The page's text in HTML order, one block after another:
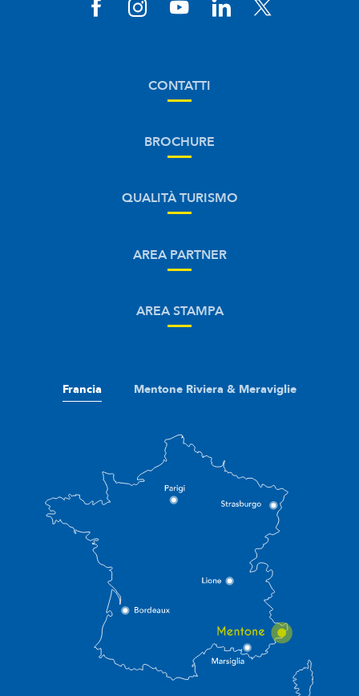
CONTATTI
BROCHURE
QUALITÀ TURISMO
AREA PARTNER
AREA STAMPA
Francia Mentone Riviera & Meraviglie